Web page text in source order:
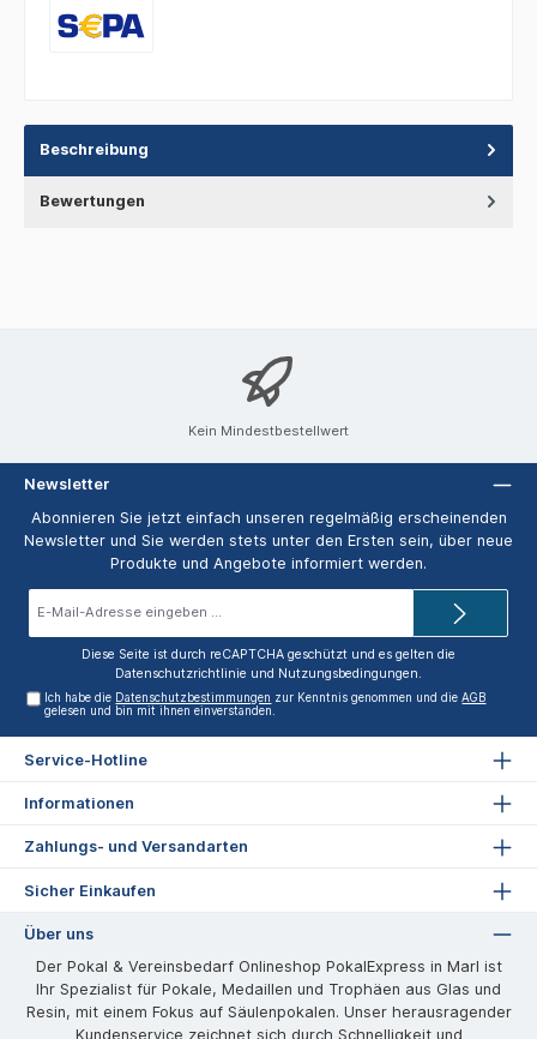
Beschreibung
Bewertungen
Kein Mindestbestellwert
Newsletter
Abonnieren Sie jetzt einfach unseren regelmäßig erscheinenden
Newsletter und Sie werden stets unter den Ersten sein, über neue
Produkte und Angebote informiert werden.
Diese Seite ist durch reCAPTCHA geschützt und es gelten die
Datenschutzrichtlinie und Nutzungsbedingungen.
Ich habe die Datenschutzbestimmungen zur Kenntnis genommen und dieAGB
gelesen und bin mit ihnen einverstanden.
Service-Hotline
Informationen
Zahlungs- und Versandarten
Sicher Einkaufen
Über uns
Der Pokal & Vereinsbedarf Onlineshop PokalExpress in Marl ist
Ihr Spezialist für Pokale, Medaillen und Trophäen aus Glas und
Resin, mit einem Fokus auf Säulenpokalen. Unser herausragender
Kundenservice zeichnet sich durch Schnelligkeit und